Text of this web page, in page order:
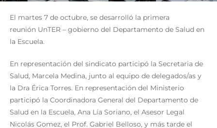
El martes 7 de octubre, se desarrolló la primera
reunión UnTER – gobierno del Departamento de Salud en
la Escuela.
En representación del sindicato participó la Secretaria de
Salud, Marcela Medina, junto al equipo de delegados/as y
la Dra Érica Torres. En representación del Ministerio
participó la Coordinadora General del Departamento de
Salud en la Escuela, Ana Lía Soriano, el Asesor Legal
Nicolás Gomez, el Prof. Gabriel Belloso, y más tarde el